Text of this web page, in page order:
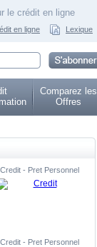
le crédit en ligne
en ligne Lexique
Comparez les
Offres
Credit - Pret Personnel
Credit - Pret Personnel